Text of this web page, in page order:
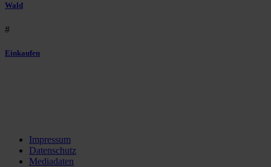
Wald
#
Einkaufen
Impressum
Datenschutz
Mediadaten